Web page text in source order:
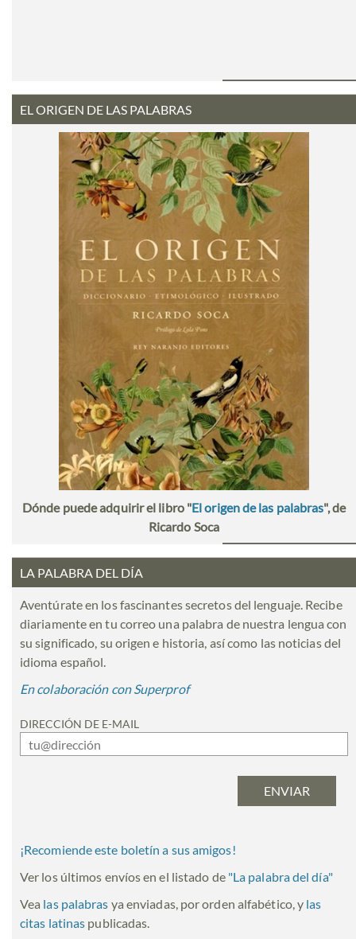
EL ORIGEN DE LAS PALABRAS
Dónde puede adquirir el libro "El origen de las palabras", de
Ricardo Soca
LA PALABRA DEL DÍA
Aventúrate en los fascinantes secretos del lenguaje. Recibe
diariamente en tu correo una palabra de nuestra lengua con
su significado, su origen e historia, así como las noticias del
idioma español.
En colaboración con Superprof
DIRECCIÓN DE E-MAIL
¡Recomiende este boletín a sus amigos!
Ver los últimos envíos en el listado de "La palabra del día"
Vea las palabras ya enviadas, por orden alfabético, y las
citas latinas publicadas.